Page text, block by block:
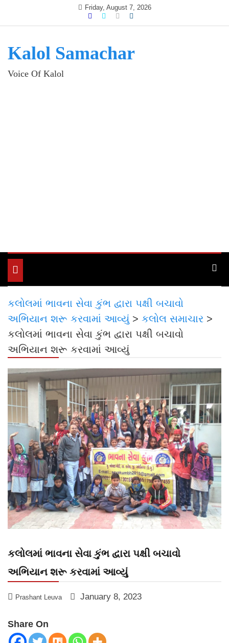
Friday, August 7, 2026
Kalol Samachar
Voice Of Kalol
Toggle
navigation
કલોલમાં ભાવના સેવા કુંભ દ્વારા પક્ષી બચાવો
અભિયાન શરૂ કરવામાં આવ્યું > કલોલ સમાચાર >
કલોલમાં ભાવના સેવા કુંભ દ્વારા પક્ષી બચાવો
અભિયાન શરૂ કરવામાં આવ્યું
કલોલમાં ભાવના સેવા કુંભ દ્વારા પક્ષી બચાવો
અભિયાન શરૂ કરવામાં આવ્યું
Prashant Leuva January 8, 2023
Share On